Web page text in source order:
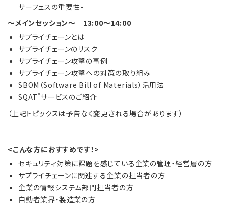
サーフェスの重要性-
～メインセッション～ 13:00～14:00
サプライチェーンとは
サプライチェーンのリスク
サプライチェーン攻撃の事例
サプライチェーン攻撃への対策の取り組み
SBOM（Software Bill of Materials）活用法
SQAT®サービスのご紹介
（上記トピックスは予告なく変更される場合があります）
<こんな方におすすめです！>
セキュリティ対策に課題を感じている企業の管理・経営層の方
サプライチェーンに関連する企業の担当者の方
企業の情報システム部門担当者の方
自動者業界・製造業の方